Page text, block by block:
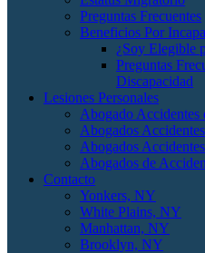
Preguntas Frecuentes
Beneficios Por
¿Soy Elegible
Preguntas
Discapacidad
Lesiones Personales
Abogado Accidentes
Abogados
Abogados
Abogados de
Contacto
Yonkers, NY
White Plains, NY
Manhattan, NY
Brooklyn, NY